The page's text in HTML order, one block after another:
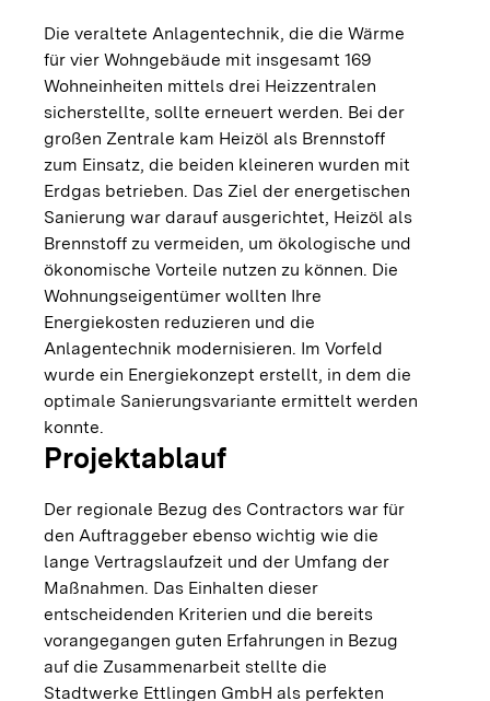
Die veraltete Anlagentechnik, die die Wärme
für vier Wohngebäude mit insgesamt 169
Wohneinheiten mittels drei Heizzentralen
sicherstellte, sollte erneuert werden. Bei der
großen Zentrale kam Heizöl als Brennstoff
zum Einsatz, die beiden kleineren wurden mit
Erdgas betrieben. Das Ziel der energetischen
Sanierung war darauf ausgerichtet, Heizöl als
Brennstoff zu vermeiden, um ökologische und
ökonomische Vorteile nutzen zu können. Die
Wohnungseigentümer wollten Ihre
Energiekosten reduzieren und die
Anlagentechnik modernisieren. Im Vorfeld
wurde ein Energiekonzept erstellt, in dem die
optimale Sanierungsvariante ermittelt werden
konnte.
Projektablauf
Der regionale Bezug des Contractors war für
den Auftraggeber ebenso wichtig wie die
lange Vertragslaufzeit und der Umfang der
Maßnahmen. Das Einhalten dieser
entscheidenden Kriterien und die bereits
vorangegangen guten Erfahrungen in Bezug
auf die Zusammenarbeit stellte die
Stadtwerke Ettlingen GmbH als perfekten